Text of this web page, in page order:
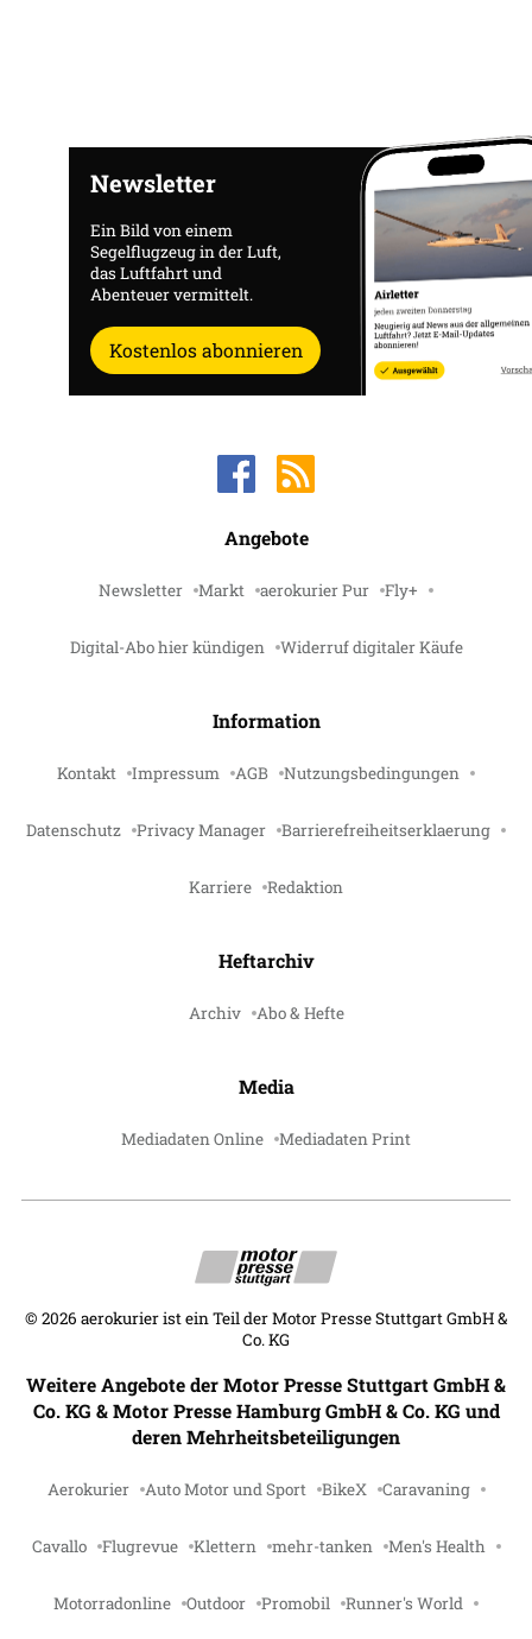
Newsletter
Ein Bild von einem
Segelflugzeug in der Luft,
das Luftfahrt und
Abenteuer vermittelt.
Kostenlos abonnieren
Angebote
Newsletter Markt aerokurier Pur Fly+
Digital-Abo hier kündigen Widerruf digitaler Käufe
Information
Kontakt Impressum AGB Nutzungsbedingungen
Datenschutz Privacy Manager Barrierefreiheitserklaerung
Karriere Redaktion
Heftarchiv
Archiv Abo & Hefte
Media
Mediadaten Online Mediadaten Print
© 2026 aerokurier ist ein Teil der Motor Presse Stuttgart GmbH &
Co. KG
Weitere Angebote der Motor Presse Stuttgart GmbH &
Co. KG & Motor Presse Hamburg GmbH & Co. KG und
deren Mehrheitsbeteiligungen
Aerokurier Auto Motor und Sport BikeX Caravaning
Cavallo Flugrevue Klettern mehr-tanken Men's Health
Motorradonline Outdoor Promobil Runner's World